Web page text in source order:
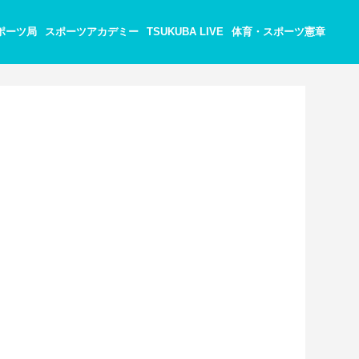
ーツ局 スポーツアカデミー TSUKUBA LIVE 体育・スポーツ憲章